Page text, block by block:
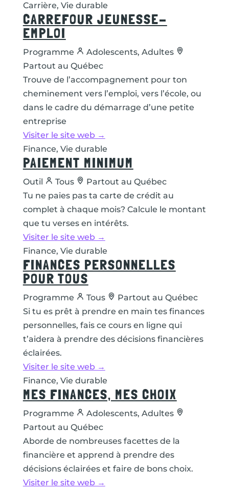
Carrière, Vie durable
CARREFOUR JEUNESSE-
EMPLOI
Programme
Adolescents, Adultes
Partout au Québec
Trouve de l’accompagnement pour ton
cheminement vers l’emploi, vers l’école, ou
dans le cadre du démarrage d’une petite
entreprise
Visiter le site web →
Finance, Vie durable
PAIEMENT MINIMUM
Outil Tous
Partout au Québec
Tu ne paies pas ta carte de crédit au
complet à chaque mois? Calcule le montant
que tu verses en intérêts.
Visiter le site web →
Finance, Vie durable
FINANCES PERSONNELLES
POUR TOUS
Programme Tous
Partout au Québec
Si tu es prêt à prendre en main tes finances
personnelles, fais ce cours en ligne qui
t’aidera à prendre des décisions financières
éclairées.
Visiter le site web →
Finance, Vie durable
MES FINANCES, MES CHOIX
Programme
Adolescents, Adultes
Partout au Québec
Aborde de nombreuses facettes de la
financière et apprend à prendre des
décisions éclairées et faire de bons choix.
Visiter le site web →